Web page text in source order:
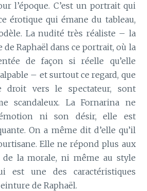
l’époque. C’est un portrait qui
érotique qui émane du tableau,
La nudité très réaliste – la
Raphaël dans ce portrait, où la
de façon si réelle qu’elle
– et surtout ce regard, que
droit vers le spectateur, sont
scandaleux. La Fornarina ne
ni son désir, elle est
On a même dit d’elle qu’il
Elle ne répond plus aux
de la morale, ni même au style
est une des caractéristiques
de Raphaël.